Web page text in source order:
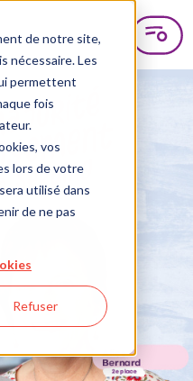
de notre site,
nécessaire. Les
permettent
fois
vos
lors de votre
utilisé dans
de ne pas
Refuser